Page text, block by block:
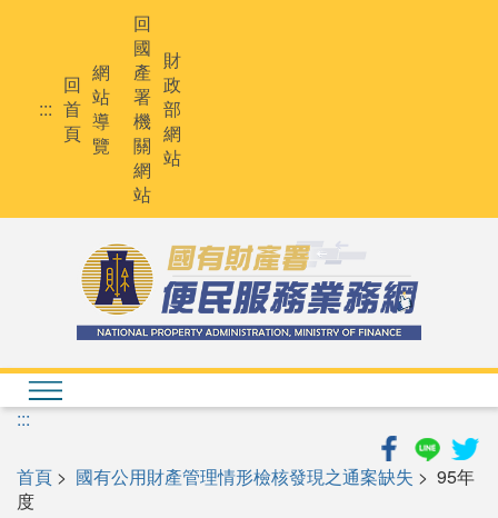
:::
回
首
頁
網
站
導
覽
回
國
產
署
機
關
網
站
財
政
部
網
站
:::
首頁 > 國有公用財產管理情形檢核發現之通案缺失 > 95年
度